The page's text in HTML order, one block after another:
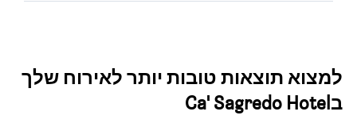
למצוא תוצאות טובות יותר לאירוח שלך
בCa' Sagredo Hotel